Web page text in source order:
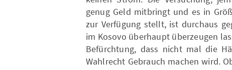
genug Geld mitbringt und es in
zur Verfügung stellt, ist durchaus
im Kosovo überhaupt überzeugen
Befürchtung, dass nicht mal die
Wahlrecht Gebrauch machen wird.